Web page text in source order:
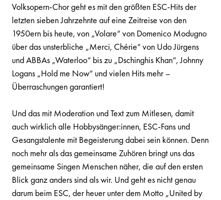
Volksopern-Chor geht es mit den größten ESC-Hits der
letzten sieben Jahrzehnte auf eine Zeitreise von den
1950ern bis heute, von „Volare“ von Domenico Modugno
über das unsterbliche „Merci, Chérie“ von Udo Jürgens
und ABBAs „Waterloo“ bis zu „Dschinghis Khan“, Johnny
Logans „Hold me Now“ und vielen Hits mehr –
Überraschungen garantiert!
Und das mit Moderation und Text zum Mitlesen, damit
auch wirklich alle Hobbysänger:innen, ESC-Fans und
Gesangstalente mit Begeisterung dabei sein können. Denn
noch mehr als das gemeinsame Zuhören bringt uns das
gemeinsame Singen Menschen näher, die auf den ersten
Blick ganz anders sind als wir. Und geht es nicht genau
darum beim ESC, der heuer unter dem Motto „United by